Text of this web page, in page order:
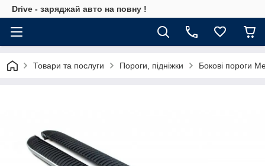
Drive - заряджай авто на повну !
Товари та послуги Пороги, підніжки Бокові пороги